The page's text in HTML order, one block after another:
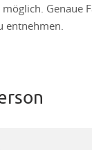
Genaue
entnehmen.